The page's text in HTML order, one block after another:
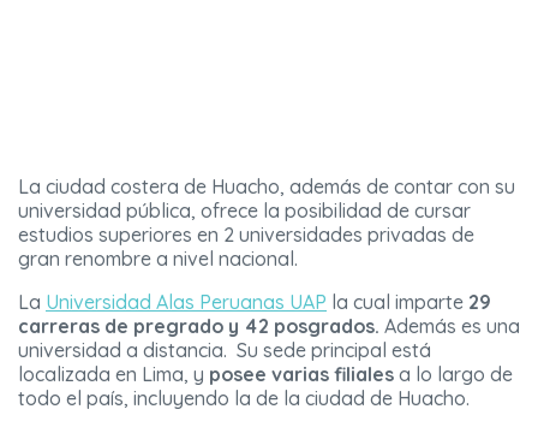
La ciudad costera de Huacho, además de contar con su
universidad pública, ofrece la posibilidad de cursar
estudios superiores en 2 universidades privadas de
gran renombre a nivel nacional.
La Universidad Alas Peruanas UAP la cual imparte 29
carreras de pregrado y 42 posgrados. Además es una
universidad a distancia. Su sede principal está
localizada en Lima, y posee varias filiales a lo largo de
todo el país, incluyendo la de la ciudad de Huacho.